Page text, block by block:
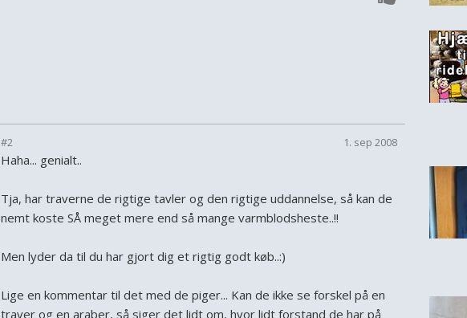
#2 1. sep 2008
Haha... genialt..
Tja, har traverne de rigtige tavler og den rigtige uddannelse, så kan de
nemt koste SÅ meget mere end så mange varmblodsheste..!!
Men lyder da til du har gjort dig et rigtig godt køb..:)
Lige en kommentar til det med de piger... Kan de ikke se forskel på en
traver og en araber, så siger det lidt om, hvor lidt forstand de har på